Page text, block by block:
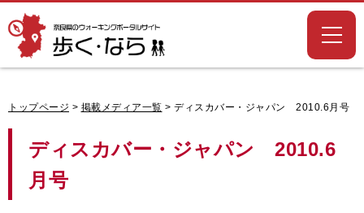
奈良県のウォー
キングポータル
サイト「歩く・
なら」
トップページ > 掲載メディア一覧 > ディスカバー・ジャパン 2010.6月号
ディスカバー・ジャパン 2010.6
月号